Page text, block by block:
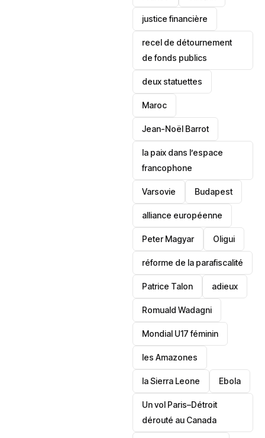
justice financière
recel de détournement
de fonds publics
deux statuettes
Maroc
Jean-Noël Barrot
la paix dans l’espace
francophone
‎Varsovie Budapest
alliance européenne
Peter Magyar Oligui
réforme de la parafiscalité
Patrice Talon adieux
Romuald Wadagni
Mondial U17 féminin
les Amazones
la Sierra Leone ‎Ebola
Un vol Paris–Détroit
dérouté au Canada